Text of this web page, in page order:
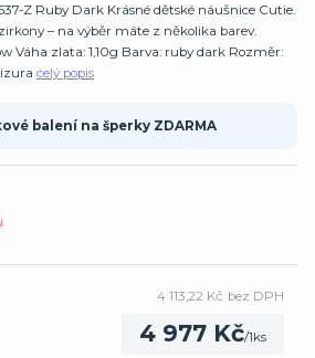
Z Ruby Dark Krásné dětské náušnice Cutie.
– na výběr máte z několika barev.
Váha zlata: 1,10g Barva: ruby dark Rozměr:
celý popis
balení na šperky ZDARMA
4 977 Kč/1ks
4 113,22 Kč bez DPH